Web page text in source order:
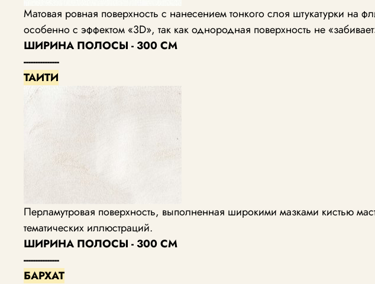
Матовая ровная поверхность с нанесением тонкого слоя штукатурки
особенно с эффектом «3D», так как однородная поверхность не
ШИРИНА ПОЛОСЫ - 300 СМ
---------------
ТАИТИ
Перламутровая поверхность, выполненная широкими мазками кистью
тематических иллюстраций.
ШИРИНА ПОЛОСЫ - 300 СМ
---------------
БАРХАТ